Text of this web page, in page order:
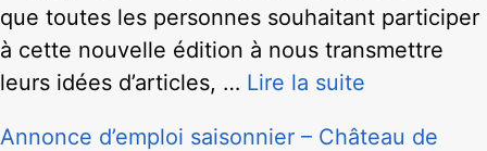
que toutes les personnes souhaitant participer
à cette nouvelle édition à nous transmettre
leurs idées d’articles, … Lire la suite
Annonce d’emploi saisonnier – Château de